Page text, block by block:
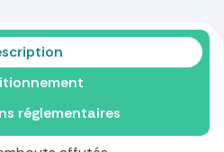
réglementaires